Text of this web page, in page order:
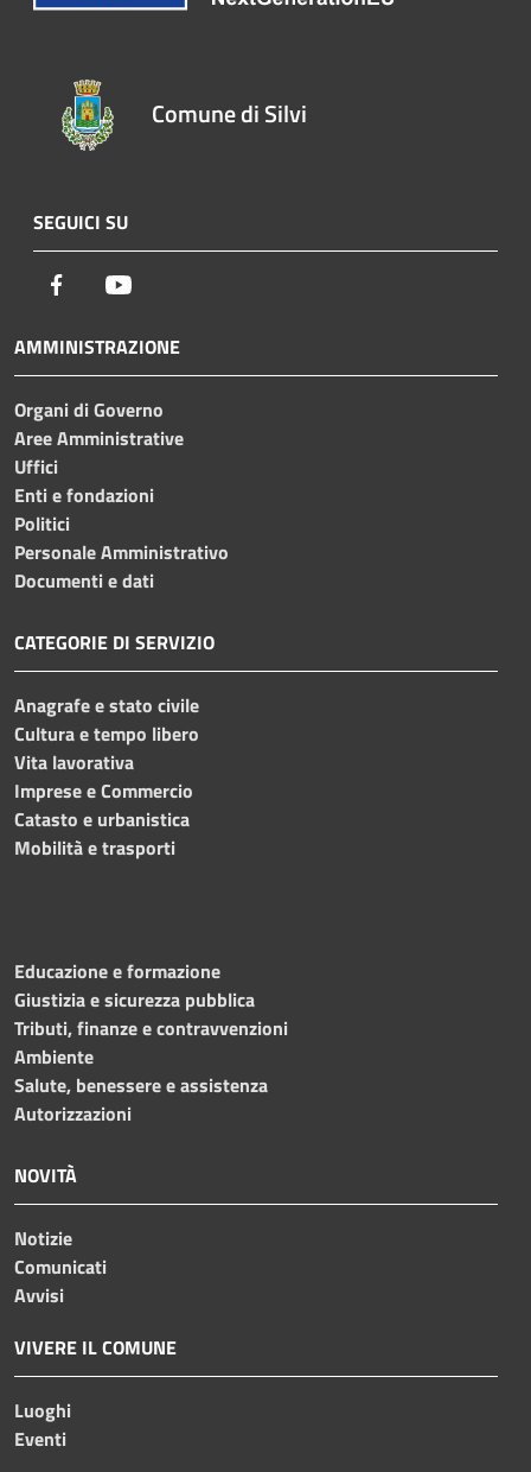
Comune di Silvi
SEGUICI SU
Facebook
AMMINISTRAZIONE
Organi di Governo
Aree Amministrative
Uffici
Enti e fondazioni
Politici
Personale Amministrativo
Documenti e dati
CATEGORIE DI SERVIZIO
Anagrafe e stato civile
Cultura e tempo libero
Vita lavorativa
Imprese e Commercio
Catasto e urbanistica
Mobilità e trasporti
Educazione e formazione
Giustizia e sicurezza pubblica
Tributi, finanze e contravvenzioni
Ambiente
Salute, benessere e assistenza
Autorizzazioni
NOVITÀ
Notizie
Comunicati
Avvisi
VIVERE IL COMUNE
Luoghi
Eventi